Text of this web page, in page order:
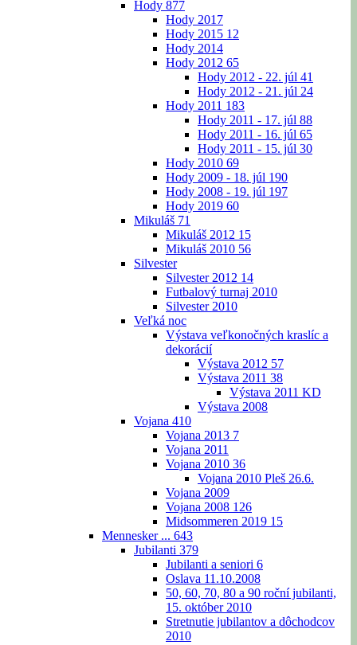
Hody 877
Hody 2017
Hody 2015 12
Hody 2014
Hody 2012 65
Hody 2012 - 22. júl 41
Hody 2012 - 21. júl 24
Hody 2011 183
Hody 2011 - 17. júl 88
Hody 2011 - 16. júl 65
Hody 2011 - 15. júl 30
Hody 2010 69
Hody 2009 - 18. júl 190
Hody 2008 - 19. júl 197
Hody 2019 60
Mikuláš 71
Mikuláš 2012 15
Mikuláš 2010 56
Silvester
Silvester 2012 14
Futbalový turnaj 2010
Silvester 2010
Veľká noc
Výstava veľkonočných kraslíc a
dekorácií
Výstava 2012 57
Výstava 2011 38
Výstava 2011 KD
Výstava 2008
Vojana 410
Vojana 2013 7
Vojana 2011
Vojana 2010 36
Vojana 2010 Pleš 26.6.
Vojana 2009
Vojana 2008 126
Midsommeren 2019 15
Mennesker ... 643
Jubilanti 379
Jubilanti a seniori 6
Oslava 11.10.2008
50, 60, 70, 80 a 90 roční jubilanti,
15. október 2010
Stretnutie jubilantov a dôchodcov
2010